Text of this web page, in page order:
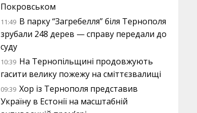
Покровськом
11:49 В парку “Загребелля” біля Тернополя
зрубали 248 дерев — справу передали до
суду
10:39 На Тернопільщині продовжують
гасити велику пожежу на сміттєзвалищі
09:39 Хор із Тернополя представив
Україну в Естонії на масштабній